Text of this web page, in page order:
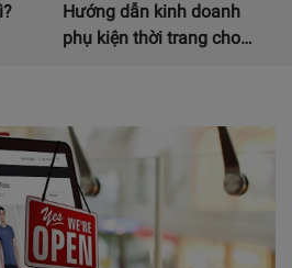
Hướng dẫn kinh doanh
phụ kiện thời trang cho…